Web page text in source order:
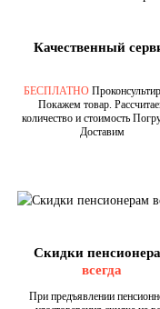
Качественный
БЕСПЛАТНО
Покажем товар.
количество и стоимость
Доставим
Скидки
всегда
При предъявлении